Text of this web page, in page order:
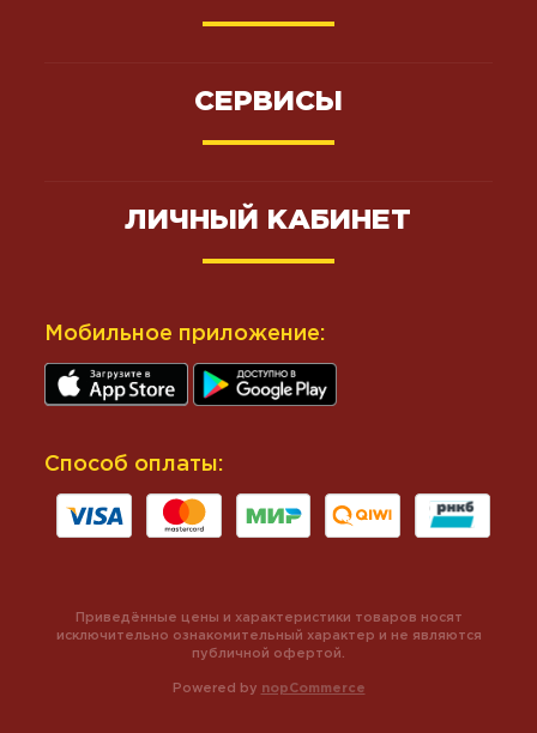
СЕРВИСЫ
ЛИЧНЫЙ КАБИНЕТ
Мобильное приложение:
Способ оплаты:
Powered by nopCommerce
Приведённые цены и характеристики товаров носят
исключительно ознакомительный характер и не являются
публичной офертой.